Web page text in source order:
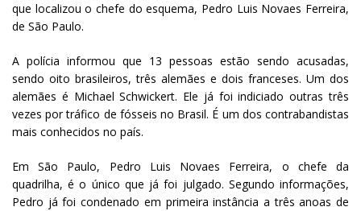
que localizou o chefe do esquema, Pedro Luis Novaes Ferreira,
de São Paulo.
A polícia informou que 13 pessoas estão sendo acusadas,
sendo oito brasileiros, três alemães e dois franceses. Um dos
alemães é Michael Schwickert. Ele já foi indiciado outras três
vezes por tráfico de fósseis no Brasil. É um dos contrabandistas
mais conhecidos no país.
Em São Paulo, Pedro Luis Novaes Ferreira, o chefe da
quadrilha, é o único que já foi julgado. Segundo informações,
Pedro já foi condenado em primeira instância a três anoas de